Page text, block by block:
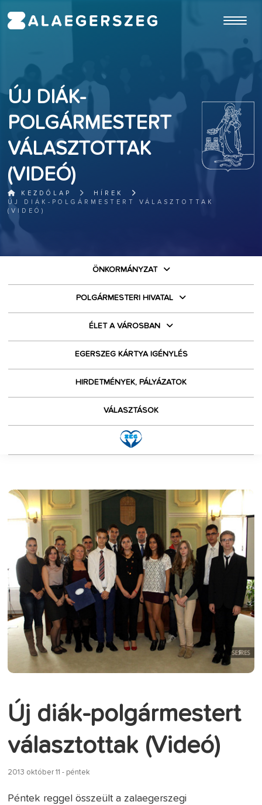
ÚJ DIÁK-
POLGÁRMESTERT
VÁLASZTOTTAK
(VIDEÓ)
KEZDŐLAP
HÍREK
ÚJ DIÁK-POLGÁRMESTERT VÁLASZTOTTAK
(VIDEÓ)
ÖNKORMÁNYZAT
POLGÁRMESTERI HIVATAL
ÉLET A VÁROSBAN
EGERSZEG KÁRTYA IGÉNYLÉS
HIRDETMÉNYEK, PÁLYÁZATOK
VÁLASZTÁSOK
Új diák-polgármestert
választottak (Videó)
2013 október 11 - péntek
Péntek reggel összeült a zalaegerszegi